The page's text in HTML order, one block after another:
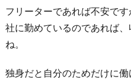
け
き
フリーターであれば不安で
社に勤めているのであれば
ね。
独身だと自分のためだけに